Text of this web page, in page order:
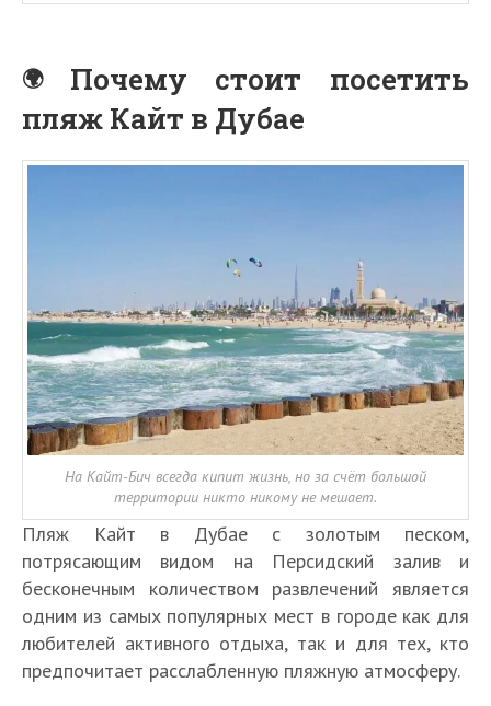
Почему стоит посетить
пляж Кайт в Дубае
На Кайт-Бич всегда кипит жизнь, но за счёт большой
территории никто никому не мешает.
Пляж Кайт в Дубае с золотым песком,
потрясающим видом на Персидский залив и
бесконечным количеством развлечений является
одним из самых популярных мест в городе как для
любителей активного отдыха, так и для тех, кто
предпочитает расслабленную пляжную атмосферу.